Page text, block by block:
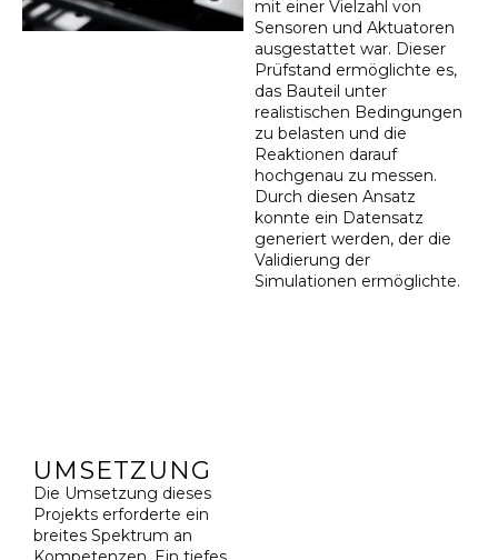
mit einer Vielzahl von
Sensoren und Aktuatoren
ausgestattet war. Dieser
Prüfstand ermöglichte es,
das Bauteil unter
realistischen Bedingungen
zu belasten und die
Reaktionen darauf
hochgenau zu messen.
Durch diesen Ansatz
konnte ein Datensatz
generiert werden, der die
Validierung der
Simulationen ermöglichte.
UMSETZUNG
Die Umsetzung dieses
Projekts erforderte ein
breites Spektrum an